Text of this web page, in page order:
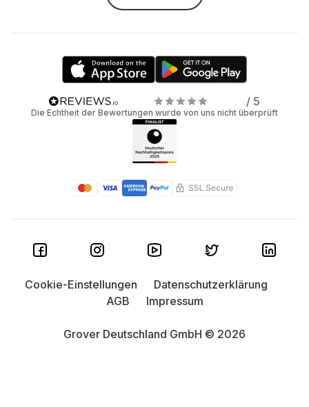
/ 5
Die Echtheit der Bewertungen wurde von uns nicht überprüft
Grover Deutschland GmbH © 2026
Cookie-Einstellungen
Datenschutzerklärung
AGB
Impressum